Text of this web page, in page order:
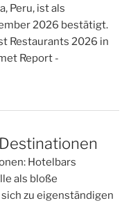
Peru, ist als
2026 bestätigt.
Restaurants 2026 in
Report -
Hotelbars
als bloße
zu eigenständigen